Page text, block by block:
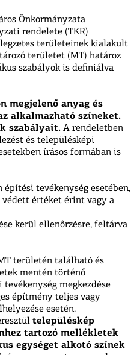
Önkormányzata
rendelete (TKR)
területeinek kialakult
területet (MT) határoz
szabályok is definiálva
megjelenő anyag és
alkalmazható színeket.
szabályait. A rendeletben
és településképi
írásos formában is
tevékenység esetében,
védett értéket érint vagy a
kerül ellenőrzésre, feltárva
területén található és
mentén történő
megkezdése
építmény teljes vagy
esetén.
településkép
tartozó mellékletek
egységet alkotó színek